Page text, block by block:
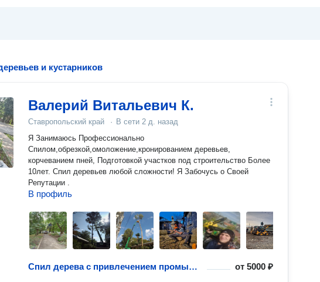
и кустарников
Валерий Витальевич К.
Ставропольский край · В сети 2 д. назад
Я Занимаюсь Профессионально
Спилом,обрезкой,омоложение,кронированием деревьев,
корчеванием пней, Подготовкой участков под строительство Более
10лет. Спил деревьев любой сложности! Я Забочусь о Своей
Репутации .
В профиль
Спил дерева с привлечением промышленного альпиниста – 8 вариантов от5000 ₽